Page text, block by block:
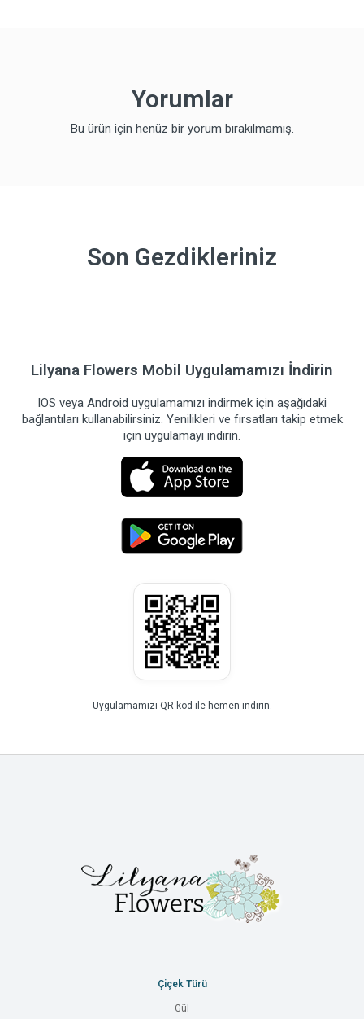
Yorumlar
Bu ürün için henüz bir yorum bırakılmamış.
Son Gezdikleriniz
Lilyana Flowers Mobil Uygulamamızı İndirin
IOS veya Android uygulamamızı indirmek için aşağıdaki
bağlantıları kullanabilirsiniz. Yenilikleri ve fırsatları takip etmek
için uygulamayı indirin.
Uygulamamızı QR kod ile hemen indirin.
Çiçek Türü
Gül